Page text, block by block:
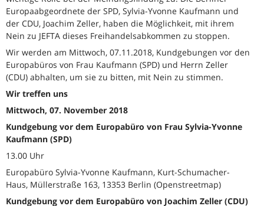
Europaabgeordnete der SPD, Sylvia-Yvonne Kaufmann und
der CDU, Joachim Zeller, haben die Möglichkeit, mit ihrem
Nein zu JEFTA dieses Freihandelsabkommen zu stoppen.
Wir werden am Mittwoch, 07.11.2018, Kundgebungen vor den
Europabüros von Frau Kaufmann (SPD) und Herrn Zeller
(CDU) abhalten, um sie zu bitten, mit Nein zu stimmen.
Wir treffen uns
Mittwoch, 07. November 2018
Kundgebung vor dem Europabüro von Frau Sylvia-Yvonne
Kaufmann (SPD)
13.00 Uhr
Europabüro Sylvia-Yvonne Kaufmann, Kurt-Schumacher-
Haus, Müllerstraße 163, 13353 Berlin (Openstreetmap)
Kundgebung vor dem Europabüro von Joachim Zeller (CDU)